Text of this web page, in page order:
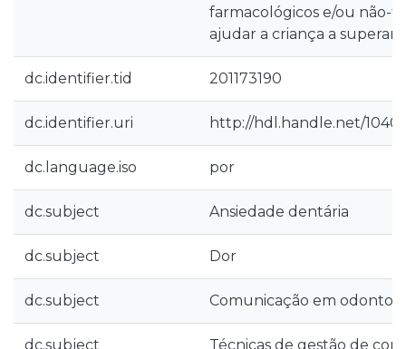
farmacológicos e/ou não-
ajudar a criança a superar
dc.identifier.tid 201173190
dc.identifier.uri http://hdl.handle.net/
dc.language.iso por
dc.subject Ansiedade dentária
dc.subject Dor
dc.subject Comunicação em
dc.subject Técnicas de gestão de